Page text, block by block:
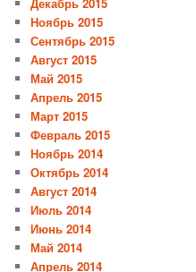
Ноябрь 2015
Сентябрь 2015
Август 2015
Май 2015
Апрель 2015
Март 2015
Февраль 2015
Ноябрь 2014
Октябрь 2014
Август 2014
Июль 2014
Июнь 2014
Май 2014
Апрель 2014